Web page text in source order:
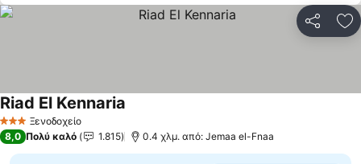
3 ΑστέριαΞενοδοχείο
Riad El Kennaria
8,0 Πολύ καλό 1.815 0.4 χλμ. από: Jemaa el-Fnaa